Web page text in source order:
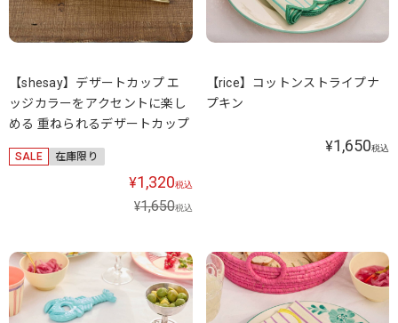
【shesay】デザートカップ エ
ッジカラーをアクセントに楽し
める 重ねられるデザートカップ
SALE 在庫限り
¥1,320税込
¥1,650税込
【rice】コットンストライプナ
プキン
¥1,650税込